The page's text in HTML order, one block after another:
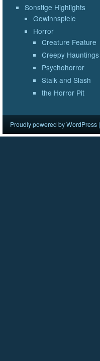
Sonstige Highlights
Gewinnspiele
Horror
Creature Feature
Creepy Hauntings
Psychohorror
Stalk and Slash
the Horror Pit
Proudly powered by WordPress |